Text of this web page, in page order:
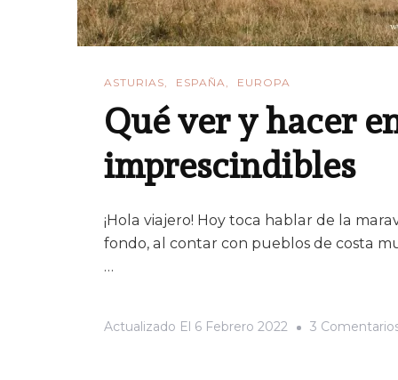
ASTURIAS ESPAÑA EUROPA
Qué ver y hacer
imprescindibles
¡Hola viajero! Hoy toca hablar de la
fondo, al contar con pueblos de costa
…
Actualizado El 6 Febrero 2022 3